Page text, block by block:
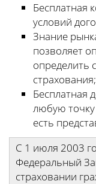
Бесплатная
условий
Знание
позволяет
определить
страхования;
Бесплатная
любую
есть
С 1 июля 2003
Федеральный
страховании